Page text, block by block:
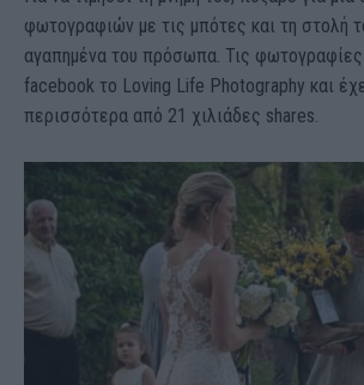
φωτογραφιών με τις μπότες και τη στολή
αγαπημένα του πρόσωπα. Τις
facebook το Loving Life Photography και
περισσότερα από 21 χιλιάδες shares.